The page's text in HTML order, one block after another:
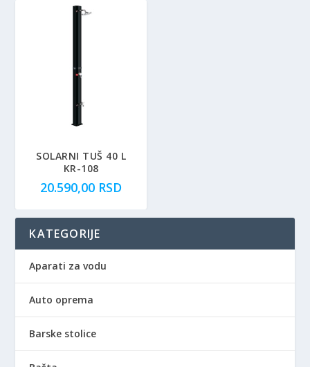
SOLARNI TUŠ 40 L
KR-108
20.590,00 RSD
KATEGORIJE
Aparati za vodu
Auto oprema
Barske stolice